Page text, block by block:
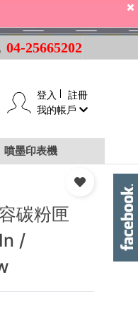
04-25665202
登入
註冊
我的帳戶
噴墨印表機
碳粉匣
/